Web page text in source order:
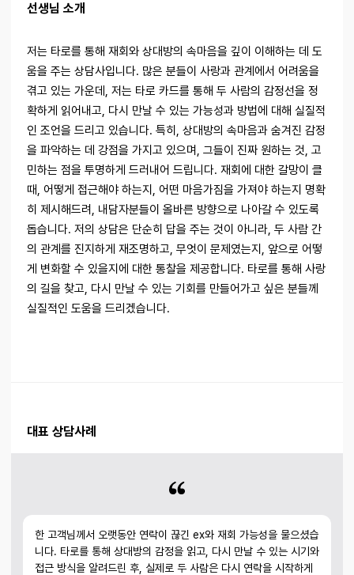
선생님 소개
저는 타로를 통해 재회와 상대방의 속마음을 깊이 이해하는 데 도
움을 주는 상담사입니다. 많은 분들이 사랑과 관계에서 어려움을
겪고 있는 가운데, 저는 타로 카드를 통해 두 사람의 감정선을 정
확하게 읽어내고, 다시 만날 수 있는 가능성과 방법에 대해 실질적
인 조언을 드리고 있습니다. 특히, 상대방의 속마음과 숨겨진 감정
을 파악하는 데 강점을 가지고 있으며, 그들이 진짜 원하는 것, 고
민하는 점을 투명하게 드러내어 드립니다. 재회에 대한 갈망이 클
때, 어떻게 접근해야 하는지, 어떤 마음가짐을 가져야 하는지 명확
히 제시해드려, 내담자분들이 올바른 방향으로 나아갈 수 있도록
돕습니다. 저의 상담은 단순히 답을 주는 것이 아니라, 두 사람 간
의 관계를 진지하게 재조명하고, 무엇이 문제였는지, 앞으로 어떻
게 변화할 수 있을지에 대한 통찰을 제공합니다. 타로를 통해 사랑
의 길을 찾고, 다시 만날 수 있는 기회를 만들어가고 싶은 분들께
실질적인 도움을 드리겠습니다.
대표 상담사례
한 고객님께서 오랫동안 연락이 끊긴 ex와 재회 가능성을 물으셨습
니다. 타로를 통해 상대방의 감정을 읽고, 다시 만날 수 있는 시기와
접근 방식을 알려드린 후, 실제로 두 사람은 다시 연락을 시작하게